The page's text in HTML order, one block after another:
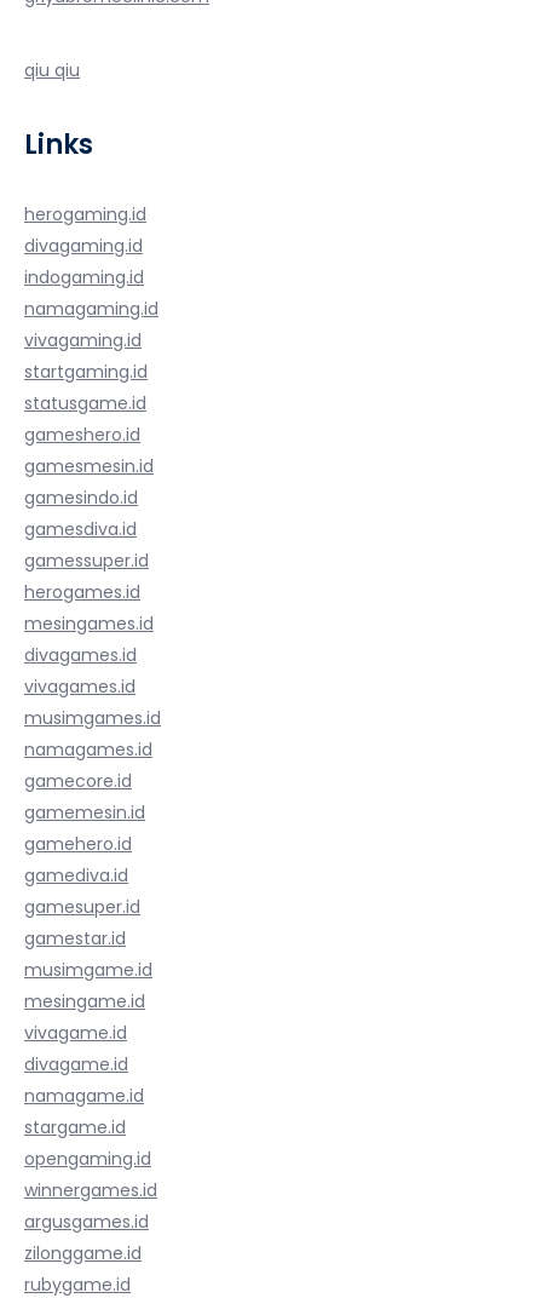
qiu qiu
Links
herogaming.id
divagaming.id
indogaming.id
namagaming.id
vivagaming.id
startgaming.id
statusgame.id
gameshero.id
gamesmesin.id
gamesindo.id
gamesdiva.id
gamessuper.id
herogames.id
mesingames.id
divagames.id
vivagames.id
musimgames.id
namagames.id
gamecore.id
gamemesin.id
gamehero.id
gamediva.id
gamesuper.id
gamestar.id
musimgame.id
mesingame.id
vivagame.id
divagame.id
namagame.id
stargame.id
opengaming.id
winnergames.id
argusgames.id
zilonggame.id
rubygame.id